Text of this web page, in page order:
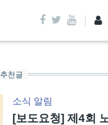
추천글
소식 알림
[보도요청] 제4회